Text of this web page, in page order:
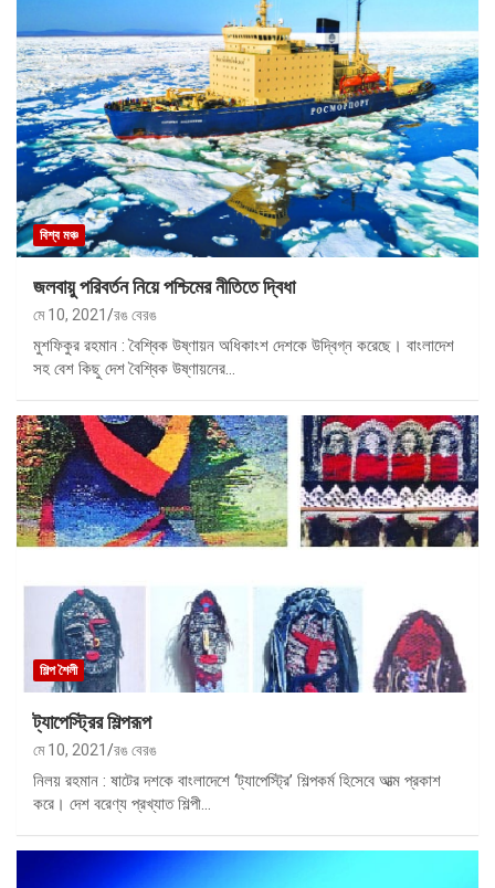
বিশ্ব মঞ্চ
জলবায়ু পরিবর্তন নিয়ে পশ্চিমের নীতিতে দ্বিধা
মে 10, 2021 রঙ বেরঙ
মুশফিকুর রহমান : বৈশ্বিক উষ্ণায়ন অধিকাংশ দেশকে উদ্বিগ্ন করেছে। বাংলাদেশ
সহ বেশ কিছু দেশ বৈশ্বিক উষ্ণায়নের…
শিল্প শৈলী
ট্যাপেস্ট্রির শিল্পরূপ
মে 10, 2021 রঙ বেরঙ
নিলয় রহমান : ষাটের দশকে বাংলাদেশে ‘ট্যাপেস্ট্রি’ শিল্পকর্ম হিসেবে আত্ম প্রকাশ
করে। দেশ বরেণ্য প্রখ্যাত শিল্পী…